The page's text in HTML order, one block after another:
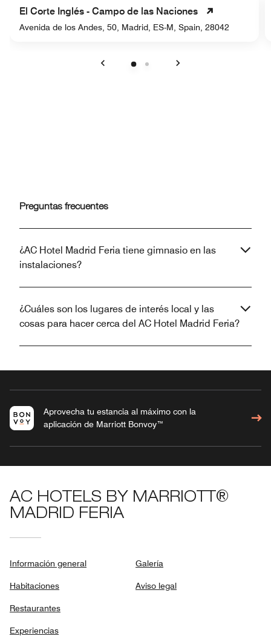
El Corte Inglés - Campo de las Naciones
Avenida de los Andes, 50, Madrid, ES-M, Spain, 28042
Preguntas frecuentes
¿AC Hotel Madrid Feria tiene gimnasio en las
instalaciones?
¿Cuáles son los lugares de interés local y las
cosas para hacer cerca del AC Hotel Madrid Feria?
Aprovecha tu estancia al máximo con la
aplicación de Marriott Bonvoy™
AC HOTELS BY MARRIOTT®
MADRID FERIA
Información general
Habitaciones
Restaurantes
Experiencias
Galería
Aviso legal